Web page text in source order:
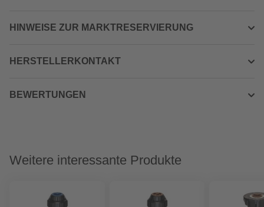
HINWEISE ZUR MARKTRESERVIERUNG
HERSTELLERKONTAKT
BEWERTUNGEN
Weitere interessante Produkte